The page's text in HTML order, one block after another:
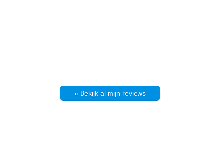
» Bekijk al mijn reviews